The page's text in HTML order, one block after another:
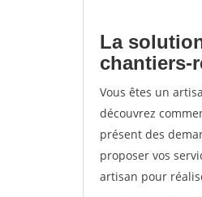
La
chantiers-
Vous êtes un
découvrez
présent des
proposer vos
artisan pour